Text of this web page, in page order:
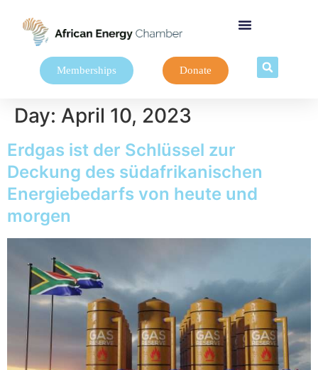
Memberships Donate
Day: April 10, 2023
Erdgas ist der Schlüssel zur
Deckung des südafrikanischen
Energiebedarfs von heute und
morgen